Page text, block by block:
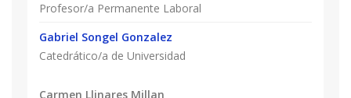
Profesor/a Permanente Laboral
Gabriel Songel Gonzalez
Catedrático/a de Universidad
Carmen Llinares Millan